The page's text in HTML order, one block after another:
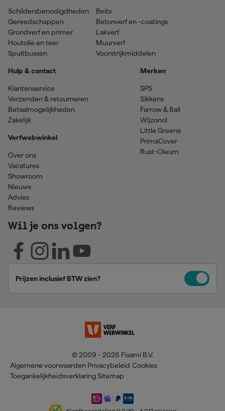
Schildersbenodigdheden
Gereedschappen
Grondverf en primer
Houtolie en teer
Spuitbussen
Beits
Betonverf en -coatings
Lakverf
Muurverf
Voorstrijkmiddelen
Hulp & contact
Klantenservice
Verzenden & retourneren
Betaalmogelijkheden
Zakelijk
Verfwebwinkel
Over ons
Vacatures
Showroom
Nieuws
Advies
Reviews
Merken
SPS
Sikkens
Farrow & Ball
Wijzonol
Little Greene
PrimaCover
Rust-Oleum
Wil je ons volgen?
Prijzen inclusief BTW zien?
© 2009 - 2026 Fixami B.V.
Algemene voorwaarden Privacybeleid Cookies
Toegankelijkheidsverklaring Sitemap